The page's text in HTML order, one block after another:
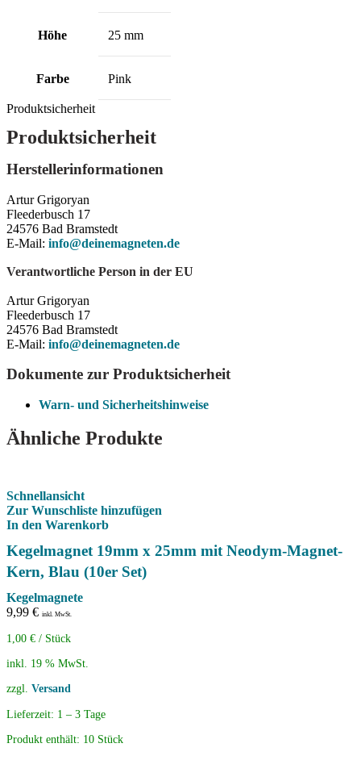
Höhe 25 mm
Farbe Pink
Produktsicherheit
Produktsicherheit
Herstellerinformationen
Artur Grigoryan
Fleederbusch 17
24576 Bad Bramstedt
E-Mail: info@deinemagneten.de
Verantwortliche Person in der EU
Artur Grigoryan
Fleederbusch 17
24576 Bad Bramstedt
E-Mail: info@deinemagneten.de
Dokumente zur Produktsicherheit
Warn- und Sicherheitshinweise
Ähnliche Produkte
Schnellansicht
Zur Wunschliste hinzufügen
In den Warenkorb
Kegelmagnet 19mm x 25mm mit Neodym-Magnet-
Kern, Blau (10er Set)
Kegelmagnete
9,99 € inkl. MwSt.
1,00 € / Stück
inkl. 19 % MwSt.
zzgl. Versand
Lieferzeit: 1 – 3 Tage
Produkt enthält: 10 Stück